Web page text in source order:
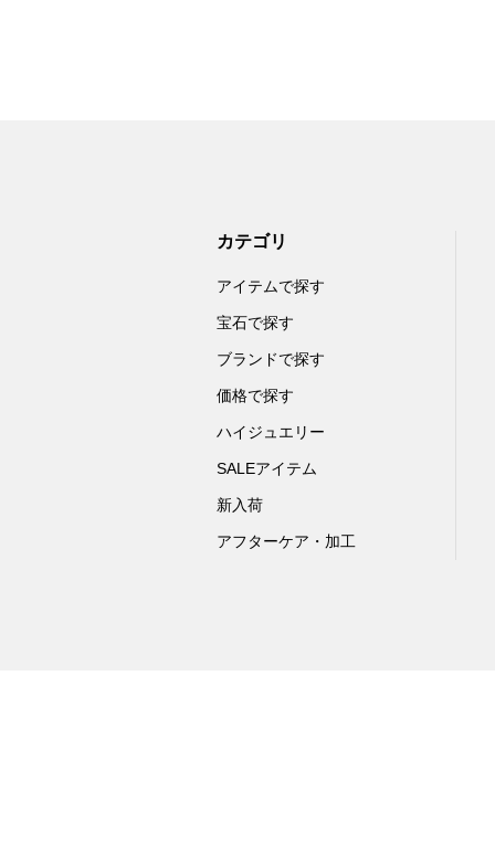
カテゴリ
アイテムで探す
宝石で探す
ブランドで探す
価格で探す
ハイジュエリー
SALEアイテム
新入荷
アフターケア・加工